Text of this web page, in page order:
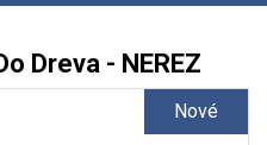
Dreva - NEREZ
Nové